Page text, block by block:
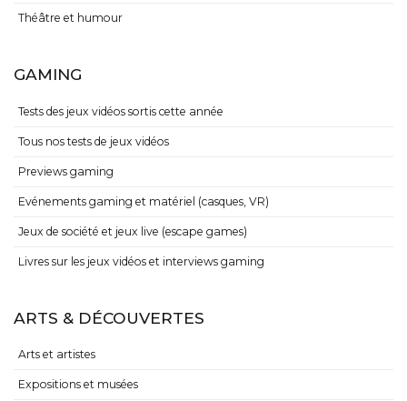
Théâtre et humour
GAMING
Tests des jeux vidéos sortis cette année
Tous nos tests de jeux vidéos
Previews gaming
Evénements gaming et matériel (casques, VR)
Jeux de société et jeux live (escape games)
Livres sur les jeux vidéos et interviews gaming
ARTS & DÉCOUVERTES
Arts et artistes
Expositions et musées